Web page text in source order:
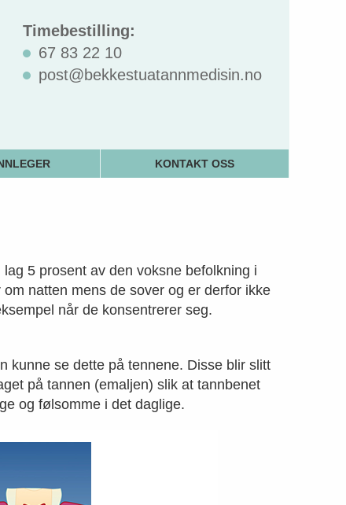
Timebestilling:
67 83 22 10
post@bekkestuatannmedisin.no
KONTAKT OSS
5 prosent av den voksne befolkning i
natten mens de sover og er derfor ikke
når de konsentrerer seg.
kunne se dette på tennene. Disse blir slitt
på tannen (emaljen) slik at tannbenet
og følsomme i det daglige.